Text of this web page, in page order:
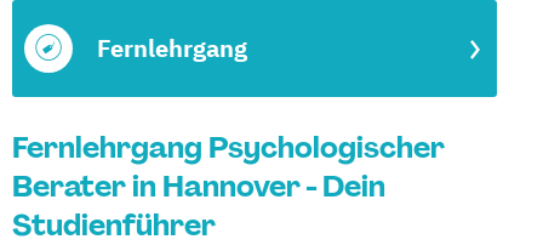
Fernlehrgang
Fernlehrgang Psychologischer
Berater in Hannover - Dein
Studienführer